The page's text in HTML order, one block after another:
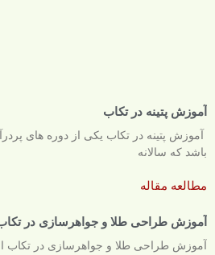
آموزش پتینه در تکاب
آموزش پتینه در تکاب یکی از دوره های
باشد که سالانه
مطالعه مقاله
آموزش طراحی طلا و جواهرسازی در
آموزش طراحی طلا و جواهرسازی در تکاب